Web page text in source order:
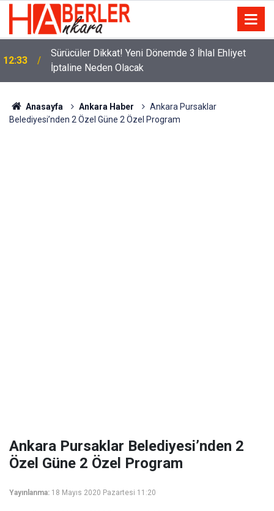
12:33
Sürücüler Dikkat! Yeni Dönemde 3 İhlal Ehliyet
İptaline Neden Olacak
Anasayfa Ankara Haber
Ankara Pursaklar
Belediyesi’nden 2 Özel Güne 2 Özel Program
Ankara Pursaklar Belediyesi’nden 2
Özel Güne 2 Özel Program
Yayınlanma: 18 Mayıs 2020 Pazartesi 11:20